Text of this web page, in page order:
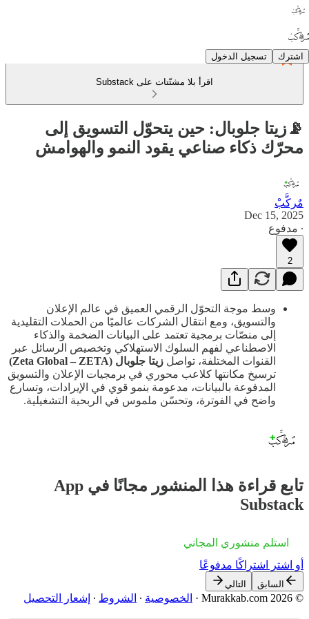
اشترك تسجيل الدخول
اقرأ بلا مشتّتات على Substack
📡زيتا جلوبال: حين يتحوّل التسويق إلى
محرّك ذكاء صناعي يقود النمو والهوامش
مٌركَّبْ
Dec 15, 2025
∙ مدفوع
2
وسط موجة التحوّل الرقمي العميق في عالم الإعلان
والتسويق، ومع انتقال الشركات عالميًا من الحملات التقليدية
إلى منصّات برمجية تعتمد على البيانات الضخمة والذكاء
الاصطناعي لفهم السلوك الاستهلاكي وتخصيص الرسائل عبر
القنوات المختلفة، تواصل زيتا جلوبال (Zeta Global – ZETA)
ترسيخ مكانتها كلاعب محوري في برمجيات الإعلان والتسويق
المدفوعة بالبيانات، مدعومة بنمو قوي في الإيرادات، وتسارع
واضح في الفوترة، وتحسّن ملموس في الربحية التشغيلية.
تابع قراءة هذا المنشور مجانًا في App
Substack
استلم منشوري المجاني
أو اشترِ اشتراكًا مدفوعًا
السابق التالي
© 2026 Murakkab.com
· الخصوصية ∙ الشروط ∙ إشعار التحصيل